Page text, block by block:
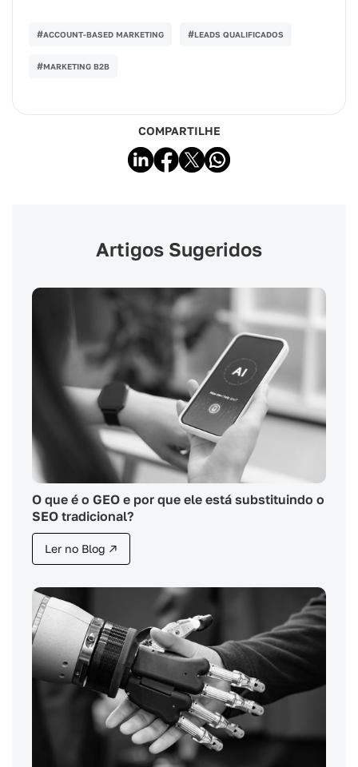
#ACCOUNT-BASED MARKETING #LEADS QUALIFICADOS
#MARKETING B2B
COMPARTILHE
Artigos Sugeridos
O que é o GEO e por que ele está substituindo o
SEO tradicional?
Ler no Blog ↗